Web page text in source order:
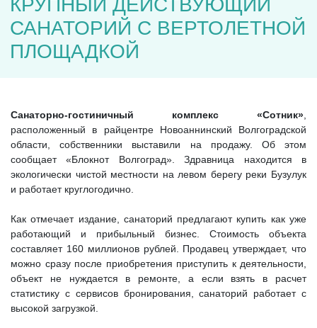
КРУПНЫЙ ДЕЙСТВУЮЩИЙ
САНАТОРИЙ С ВЕРТОЛЕТНОЙ
ПЛОЩАДКОЙ
Санаторно-гостиничный комплекс «Сотник»
расположенный в райцентре Новоаннинский Волгоградской
области, собственники выставили на продажу. Об этом
сообщает «Блокнот Волгоград». Здравница находится в
экологически чистой местности на левом берегу реки Бузулук
и работает круглогодично.
Как отмечает издание, санаторий предлагают купить как уже
работающий и прибыльный бизнес. Стоимость объекта
составляет 160 миллионов рублей. Продавец утверждает, что
можно сразу после приобретения приступить к деятельности,
объект не нуждается в ремонте, а если взять в расчет
статистику с сервисов бронирования, санаторий работает с
высокой загрузкой.